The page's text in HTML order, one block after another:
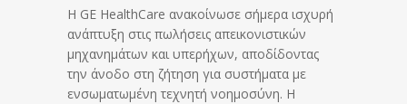
Η GE HealthCare ανακοίνωσε σήμερα ισχυρή
ανάπτυξη στις πωλήσεις απεικονιστικών
μηχανημάτων και υπερήχων, αποδίδοντας
την άνοδο στη ζήτηση για συστήματα με
ενσωματωμένη τεχνητή νοημοσύνη. Η